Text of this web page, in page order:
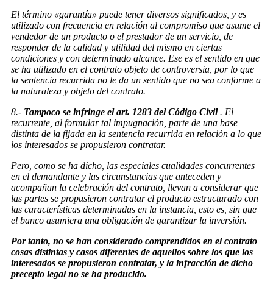
El término «garantía» puede tener diversos significados, y es
utilizado con frecuencia en relación al compromiso que asume el
vendedor de un producto o el prestador de un servicio, de
responder de la calidad y utilidad del mismo en ciertas
condiciones y con determinado alcance. Ese es el sentido en que
se ha utilizado en el contrato objeto de controversia, por lo que
la sentencia recurrida no le da un sentido que no sea conforme a
la naturaleza y objeto del contrato.
8.- Tampoco se infringe el art. 1283 del Código Civil. El
recurrente, al formular tal impugnación, parte de una base
distinta de la fijada en la sentencia recurrida en relación a lo que
los interesados se propusieron contratar.
Pero, como se ha dicho, las especiales cualidades concurrentes
en el demandante y las circunstancias que anteceden y
acompañan la celebración del contrato, llevan a considerar que
las partes se propusieron contratar el producto estructurado con
las características determinadas en la instancia, esto es, sin que
el banco asumiera una obligación de garantizar la inversión.
Por tanto, no se han considerado comprendidos en el contrato
cosas distintas y casos diferentes de aquellos sobre los que los
interesados se propusieron contratar, y la infracción de dicho
precepto legal no se ha producido.